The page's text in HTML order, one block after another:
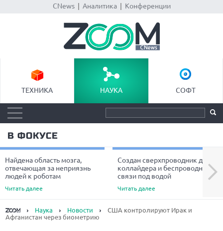
CNews| Аналитика| Конференции
ТЕХНИКА НАУКА СОФТ
В ФОКУСЕ
Найдена область мозга,
отвечающая за неприязнь
людей к роботам
Читать далее
Создан сверхпроводник для
коллайдера и беспроводной
связи под водой
Читать далее
Next
Наука Новости
США контролируют Ирак и
Афганистан через биометрию